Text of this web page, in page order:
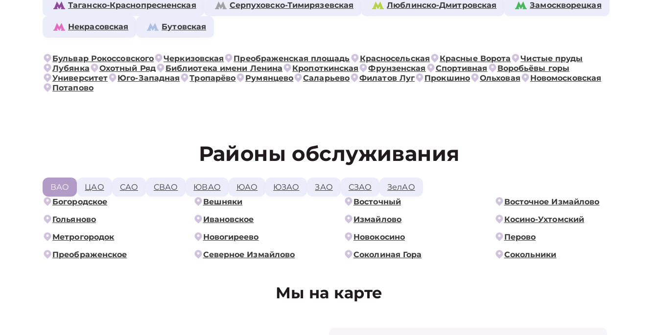
Таганско-Краснопресненская Серпуховско-Тимирязевская Люблинско-Дмитровская Замоскворецкая
Некрасовская Бутовская
Бульвар Рокоссовского Черкизовская Преображенская площадь Красносельская Красные Ворота
Чистые пруды
Лубянка
Охотный Ряд Библиотека имени Ленина Кропоткинская Фрунзенская Спортивная
Воробьёвы горы
Университет
Юго-Западная Тропарёво Румянцево Саларьево Филатов Луг Прокшино Ольховая
Новомосковская
Потапово
Районы обслуживания
ВАО ЦАО САО СВАО ЮВАО ЮАО ЮЗАО ЗАО СЗАО
ЗелАО
Богородское
Вешняки Восточный
Восточное Измайлово
Гольяново
Ивановское Измайлово
Косино-Ухтомский
Метрогородок
Новогиреево Новокосино
Перово
Преображенское
Северное Измайлово Соколиная Гора Сокольники
Мы на карте